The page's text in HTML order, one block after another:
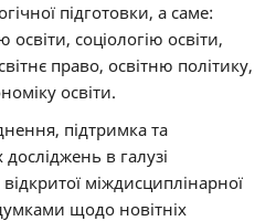
підготовки, а саме:
освіти, соціологію освіти,
право, освітню політику,
освіти.
підтримка та
в галузі
відкритої міждисциплінарної
щодо новітніх